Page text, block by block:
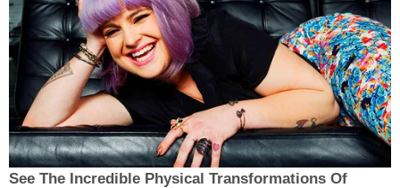
See The Incredible Physical Transformations Of